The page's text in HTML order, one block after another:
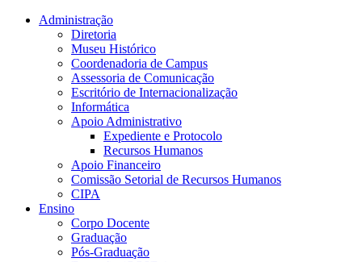
Conteúdo principal Menu principal
Administração
Diretoria
Museu Histórico
Coordenadoria de Campus
Assessoria de Comunicação
Escritório de Internacionalização
Informática
Apoio Administrativo
Expediente e Protocolo
Recursos Humanos
Apoio Financeiro
Comissão Setorial de Recursos Humanos
CIPA
Ensino
Corpo Docente
Graduação
Pós-Graduação